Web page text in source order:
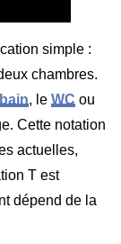
simple :
chambres.
, le WC ou
Cette notation
actuelles,
T est
dépend de la